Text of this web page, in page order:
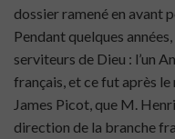
dossier ramené en avant
Pendant quelques
serviteurs de Dieu : l’un
français, et ce fut après
James Picot, que M.
direction de la branche